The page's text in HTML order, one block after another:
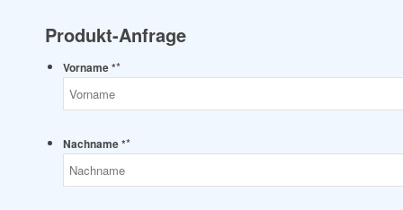
Produkt-Anfrage
Vorname **
Nachname **